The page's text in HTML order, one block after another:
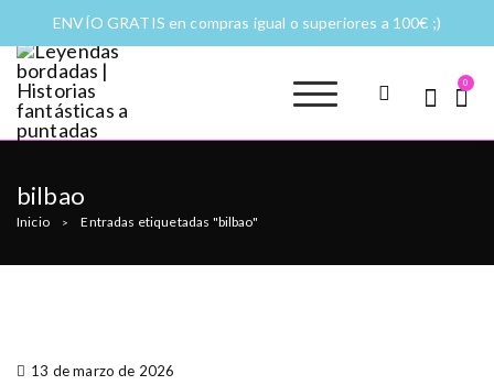
ENVÍO GRATIS en compras igual o superiores a 100€ ;)
Historias
fantásticas a
puntadas
0
bilbao
Inicio > Entradas etiquetadas "bilbao"
13 de marzo de 2026